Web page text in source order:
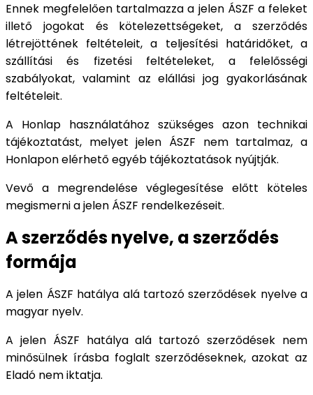
Ennek megfelelően tartalmazza a jelen ÁSZF a feleket
illető jogokat és kötelezettségeket, a szerződés
létrejöttének feltételeit, a teljesítési határidőket, a
szállítási és fizetési feltételeket, a felelősségi
szabályokat, valamint az elállási jog gyakorlásának
feltételeit.
A Honlap használatához szükséges azon technikai
tájékoztatást, melyet jelen ÁSZF nem tartalmaz, a
Honlapon elérhető egyéb tájékoztatások nyújtják.
Vevő a megrendelése véglegesítése előtt köteles
megismerni a jelen ÁSZF rendelkezéseit.
A szerződés nyelve, a szerződés
formája
A jelen ÁSZF hatálya alá tartozó szerződések nyelve a
magyar nyelv.
A jelen ÁSZF hatálya alá tartozó szerződések nem
minősülnek írásba foglalt szerződéseknek, azokat az
Eladó nem iktatja.